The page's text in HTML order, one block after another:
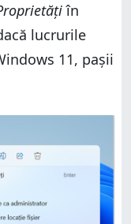
în
lucrurile
11, pașii